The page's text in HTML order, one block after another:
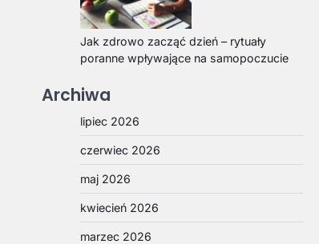
Jak zdrowo zacząć dzień – rytuały
poranne wpływające na samopoczucie
Archiwa
lipiec 2026
czerwiec 2026
maj 2026
kwiecień 2026
marzec 2026